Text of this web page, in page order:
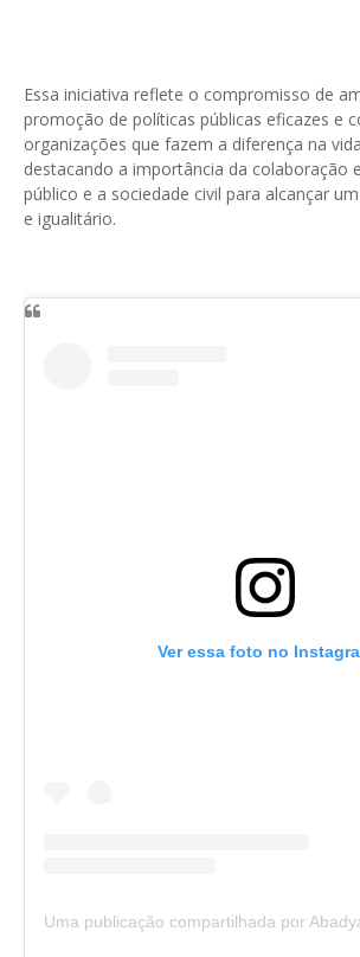
Essa iniciativa reflete o compromisso de
promoção de políticas públicas eficazes e
organizações que fazem a diferença na
destacando a importância da colaboração
público e a sociedade civil para alcançar
e igualitário.
Ver essa foto no